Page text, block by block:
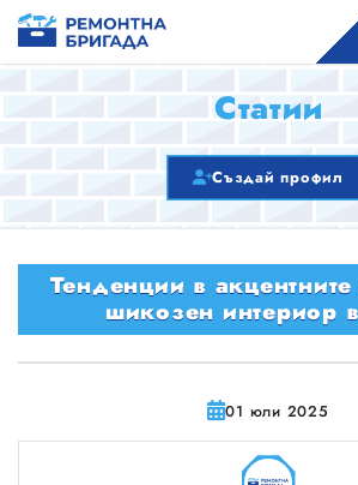
НАЧАЛО
КОМПАНИИ
ЗА НАС
Статии
Създай профил
Тенденции в
шикозен интериор
01 юли 2025